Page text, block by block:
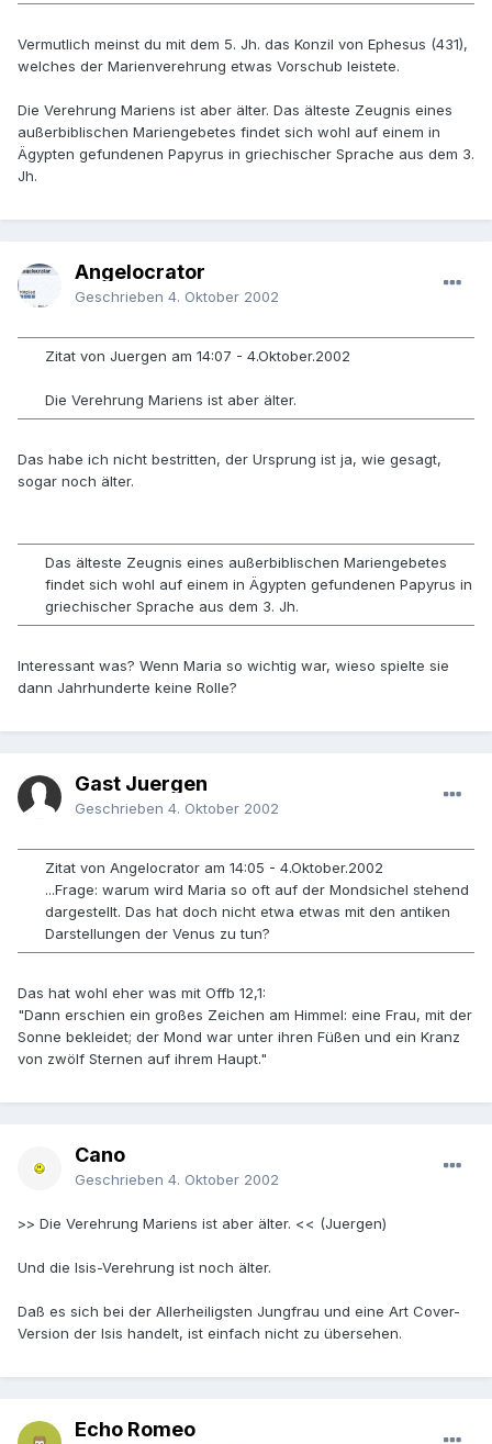
Vermutlich meinst du mit dem 5. Jh. das Konzil von Ephesus (431),
welches der Marienverehrung etwas Vorschub leistete.
Die Verehrung Mariens ist aber älter. Das älteste Zeugnis eines
außerbiblischen Mariengebetes findet sich wohl auf einem in
Ägypten gefundenen Papyrus in griechischer Sprache aus dem 3.
Jh.
Angelocrator
Geschrieben 4. Oktober 2002
Zitat von Juergen am 14:07 - 4.Oktober.2002
Die Verehrung Mariens ist aber älter.
Das habe ich nicht bestritten, der Ursprung ist ja, wie gesagt,
sogar noch älter.
Das älteste Zeugnis eines außerbiblischen Mariengebetes
findet sich wohl auf einem in Ägypten gefundenen Papyrus in
griechischer Sprache aus dem 3. Jh.
Interessant was? Wenn Maria so wichtig war, wieso spielte sie
dann Jahrhunderte keine Rolle?
Gast Juergen
Geschrieben 4. Oktober 2002
Zitat von Angelocrator am 14:05 - 4.Oktober.2002
...Frage: warum wird Maria so oft auf der Mondsichel stehend
dargestellt. Das hat doch nicht etwa etwas mit den antiken
Darstellungen der Venus zu tun?
Das hat wohl eher was mit Offb 12,1:
"Dann erschien ein großes Zeichen am Himmel: eine Frau, mit der
Sonne bekleidet; der Mond war unter ihren Füßen und ein Kranz
von zwölf Sternen auf ihrem Haupt."
Cano
Geschrieben 4. Oktober 2002
>> Die Verehrung Mariens ist aber älter. << (Juergen)
Und die Isis-Verehrung ist noch älter.
Daß es sich bei der Allerheiligsten Jungfrau und eine Art Cover-
Version der Isis handelt, ist einfach nicht zu übersehen.
Echo Romeo